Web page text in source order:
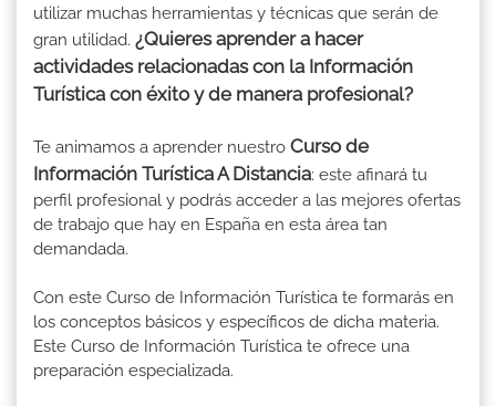
utilizar muchas herramientas y técnicas que serán de
gran utilidad. ¿Quieres aprender a hacer
actividades relacionadas con la Información
Turística con éxito y de manera profesional?
Te animamos a aprender nuestro Curso de
Información Turística A Distancia: este afinará tu
perfil profesional y podrás acceder a las mejores ofertas
de trabajo que hay en España en esta área tan
demandada.
Con este Curso de Información Turística te formarás en
los conceptos básicos y específicos de dicha materia.
Este Curso de Información Turística te ofrece una
preparación especializada.